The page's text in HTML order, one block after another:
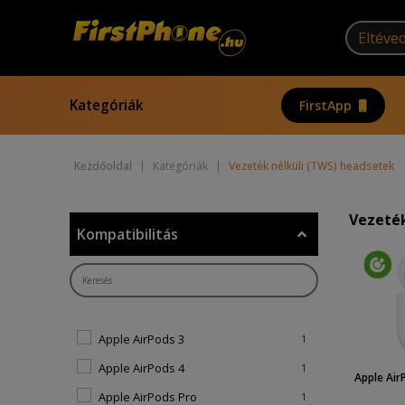
Kategóriák FirstApp
Kezdőoldal | Kategóriák | Vezeték nélküli (TWS) headsetek
Kompatibilitás
Apple AirPods 3 1
Apple AirPods 4 1
Apple AirPods Pro 1
Apple